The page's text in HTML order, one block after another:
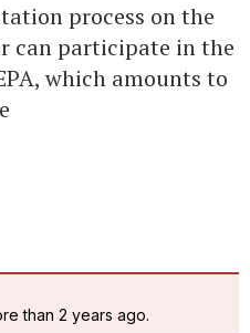
process on the
can participate in the
which amounts to
than 2 years ago.